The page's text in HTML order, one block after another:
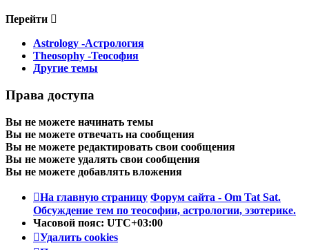
Перейти
Astrology -Астрология
Theosophy -Теософия
Другие темы
Права доступа
Вы не можете начинать темы
Вы не можете отвечать на сообщения
Вы не можете редактировать свои сообщения
Вы не можете удалять свои сообщения
Вы не можете добавлять вложения
На главную страницу Форум сайта - Om Tat Sat.
Обсуждение тем по теософии, астрологии, эзотерике.
Часовой пояс: UTC+03:00
Удалить cookies